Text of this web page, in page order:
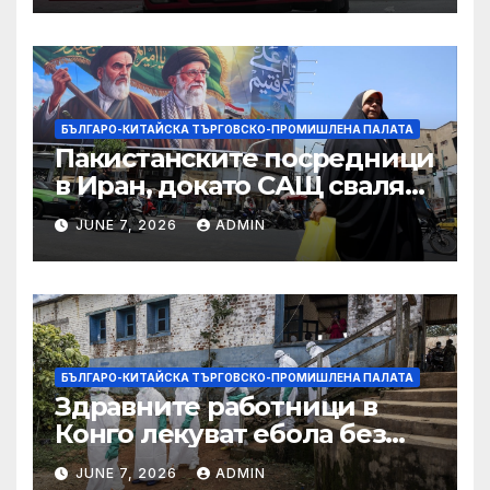
принудителен труд:
Министерство на
търговията
БЪЛГАРО-КИТАЙСКА ТЪРГОВСКО-ПРОМИШЛЕНА ПАЛАТА
Пакистанските посредници
в Иран, докато САЩ свалят
дронове, Ливан търси мир
JUNE 7, 2026 ADMIN
БЪЛГАРО-КИТАЙСКА ТЪРГОВСКО-ПРОМИШЛЕНА ПАЛАТА
Здравните работници в
Конго лекуват ебола без
заплащане, докато СЗО
JUNE 7, 2026 ADMIN